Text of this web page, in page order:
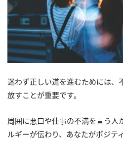
迷わず正しい道を進むためには、
放すことが重要です。
周囲に悪口や仕事の不満を言う人
ルギーが伝わり、あなたがポジテ